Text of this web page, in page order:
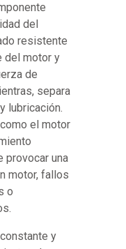
del
resistente
del motor y
de
separa
lubricación.
el motor
provocar una
motor, fallos
o
y